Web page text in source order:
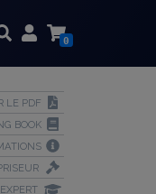
0
LE PDF
BOOK
EXPERT